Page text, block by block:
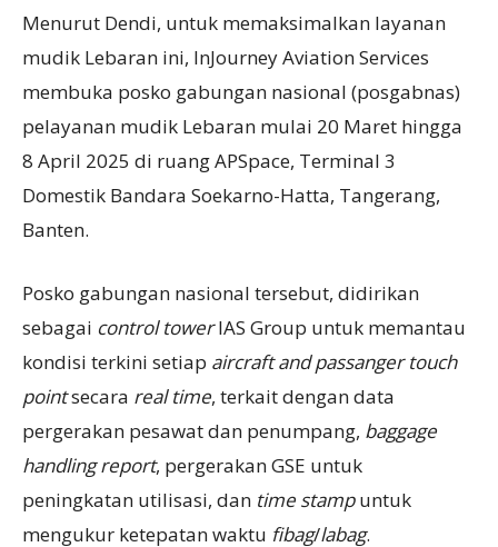
Menurut Dendi, untuk memaksimalkan layanan
mudik Lebaran ini, InJourney Aviation Services
membuka posko gabungan nasional (posgabnas)
pelayanan mudik Lebaran mulai 20 Maret hingga
8 April 2025 di ruang APSpace, Terminal 3
Domestik Bandara Soekarno-Hatta, Tangerang,
Banten.
Posko gabungan nasional tersebut, didirikan
sebagai control towerIAS Group untuk memantau
kondisi terkini setiap aircraftandpassanger touch
pointsecara real time, terkait dengan data
pergerakan pesawat dan penumpang, baggage
handling report, pergerakan GSE untuk
peningkatan utilisasi, dan time stampuntuk
mengukur ketepatan waktu fibag/labag.